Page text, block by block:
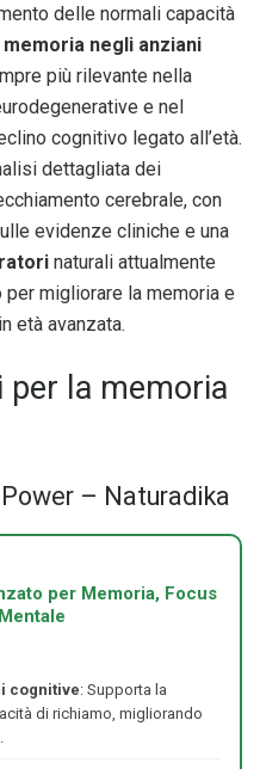
delle normali capacità
negli anziani
più rilevante nella
e nel
cognitivo legato all’età.
dettagliata dei
cerebrale, con
evidenze cliniche e una
naturali attualmente
migliorare la memoria e
età avanzata.
la memoria
– Naturadika
per Memoria, Focus
cognitive: Supporta la
di richiamo, migliorando